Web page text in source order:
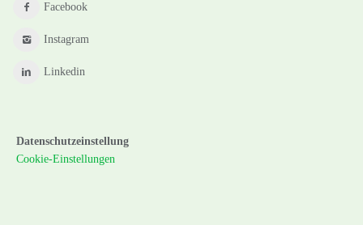
Facebook
Instagram
Linkedin
Datenschutzeinstellung
Cookie-Einstellungen